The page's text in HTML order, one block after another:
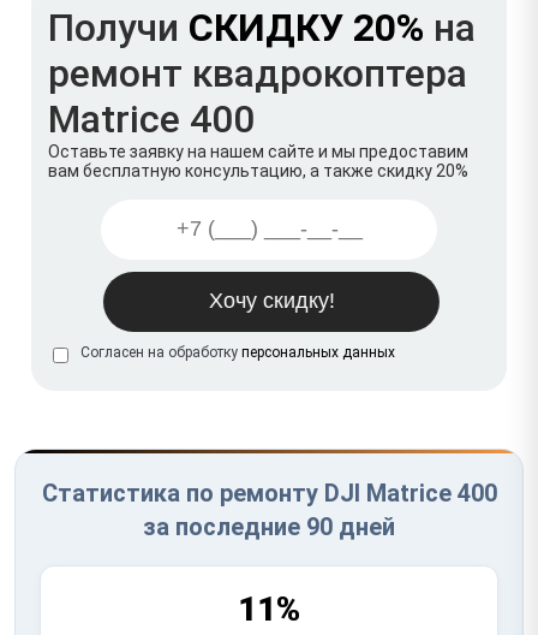
Получи СКИДКУ 20% на
ремонт квадрокоптера
Matrice 400
Оставьте заявку на нашем сайте и мы предоставим
вам бесплатную консультацию, а также скидку 20%
Согласен на обработку персональных данных
Статистика по ремонту DJI Matrice 400
за последние 90 дней
11%